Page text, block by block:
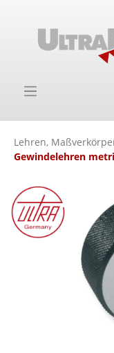
Lehren,
Gewindelehren
Bildergalerie